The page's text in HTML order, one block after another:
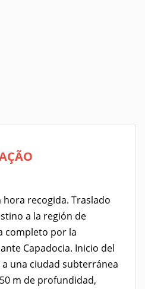
recogida. Traslado
a la región de
completo por la
Capadocia. Inicio del
una ciudad subterránea
m de profundidad,